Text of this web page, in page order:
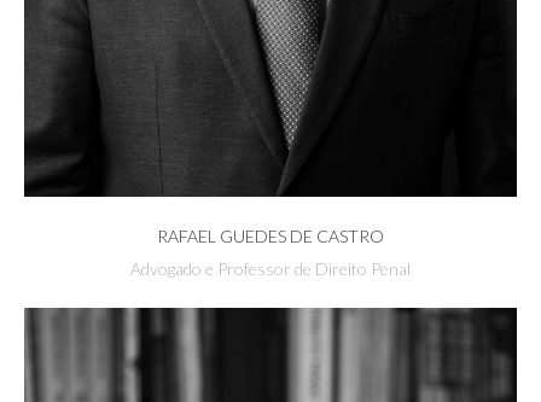
RAFAEL GUEDES DE CASTRO
Advogado e Professor de Direito Penal